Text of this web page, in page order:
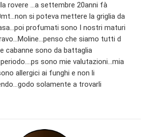
rovere ...a settembre 20anni fà
si poteva mettere la griglia da
profumati sono I nostri maturi
che siamo tutti d
cabanne sono da battaglia
sono mie valutazioni...mia
allergici ai funghi e non li
solamente a trovarli